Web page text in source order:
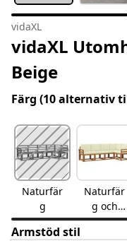
vidaXL
vidaXL
Beige
Färg (10 alternativ
Naturfär
g
Naturfär
g och
gräddvit
Armstöd stil